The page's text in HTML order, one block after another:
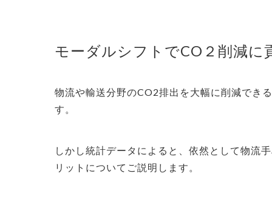
モーダルシフトでCO２削減に
物流や輸送分野のCO2排出を大幅に削減でき
す。
しかし統計データによると、依然として物流
リットについてご説明します。